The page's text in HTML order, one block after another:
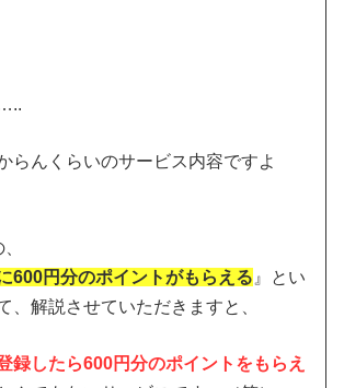
らんくらいのサービス内容ですよ
600円分のポイントがもらえる 』とい
、解説させていただきますと、
録したら600円分のポイントをもらえ